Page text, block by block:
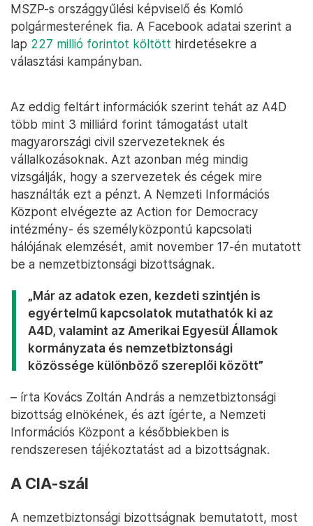
MSZP-s országgyűlési képviselő és Komló
polgármesterének fia. A Facebook adatai szerint a
lap 227 millió forintot költött hirdetésekre a
választási kampányban.
Az eddig feltárt információk szerint tehát az A4D
több mint 3 milliárd forint támogatást utalt
magyarországi civil szervezeteknek és
vállalkozásoknak. Azt azonban még mindig
vizsgálják, hogy a szervezetek és cégek mire
használták ezt a pénzt. A Nemzeti Információs
Központ elvégezte az Action for Democracy
intézmény- és személyközpontú kapcsolati
hálójának elemzését, amit november 17-én mutatott
be a nemzetbiztonsági bizottságnak.
„Már az adatok ezen, kezdeti szintjén is
egyértelmű kapcsolatok mutathatók ki az
A4D, valamint az Amerikai Egyesül Államok
kormányzata és nemzetbiztonsági
közössége különböző szereplői között”
– írta Kovács Zoltán András a nemzetbiztonsági
bizottság elnökének, és azt ígérte, a Nemzeti
Információs Központ a későbbiekben is
rendszeresen tájékoztatást ad a bizottságnak.
A CIA-szál
A nemzetbiztonsági bizottságnak bemutatott, most